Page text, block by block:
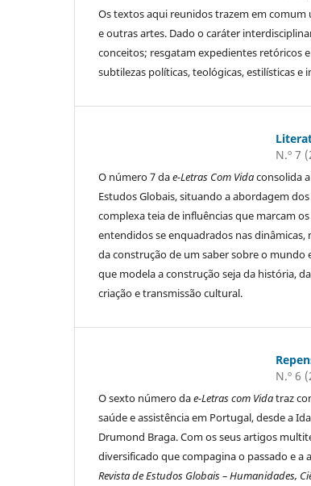
Os textos aqui reunidos trazem em
e outras artes. Dado o caráter
conceitos; resgatam expedientes retóricos
subtilezas políticas, teológicas, estilísticas
N.º 7
O número 7 dae-Letras Com Vidaconsolida
Estudos Globais, situando a abordagem
complexa teia de influências que marcam
entendidos se enquadrados nas
da construção de um saber sobre o mundo
que modela a construção seja da história,
criação e transmissão cultural.
N.º 6
O sexto número dae-Letras com Vidatraz
saúde e assistência em Portugal, desde a
Drumond Braga. Com os seus artigos
diversificado que compagina o passado e
Revista de Estudos Globais – Humanidades,